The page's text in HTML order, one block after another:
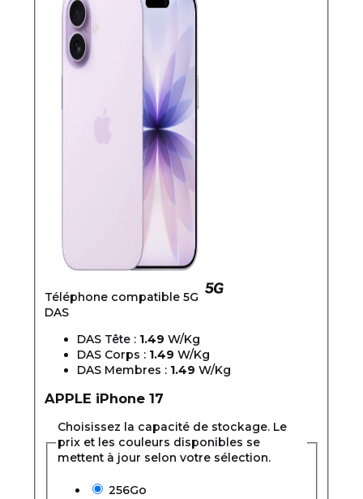
Téléphone compatible 5G
DAS
DAS Tête : 1.49 W/Kg
DAS Corps : 1.49 W/Kg
DAS Membres : 1.49 W/Kg
APPLE iPhone 17
Choisissez la capacité de stockage. Le
prix et les couleurs disponibles se
mettent à jour selon votre sélection.
256Go